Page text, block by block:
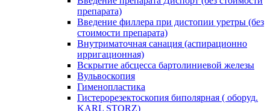
препарата)
Введение филлера при дистопии уретры (без
стоимости препарата)
Внутриматочная санация (аспирационно
ирригационная)
Вскрытие абсцесса бартолиниевой железы
Вульвоскопия
Гименопластика
Гистерорезектоскопия биполярная ( оборуд.
KARL STORZ)